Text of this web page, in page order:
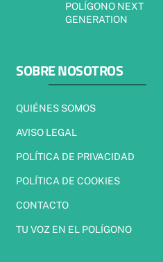
POLÍGONO NEXT
GENERATION
SOBRE NOSOTROS
QUIÉNES SOMOS
AVISO LEGAL
POLÍTICA DE PRIVACIDAD
POLÍTICA DE COOKIES
CONTACTO
TU VOZ EN EL POLÍGONO